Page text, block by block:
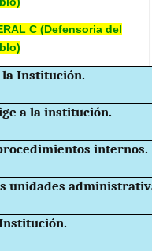
C (Defensoria del
Institución.
a la institución.
internos.
unidades